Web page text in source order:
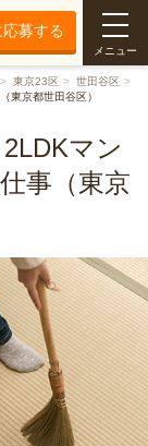
募する
メニュー
東京23区
世田谷区
東京都世田谷区）
マン
事（東京